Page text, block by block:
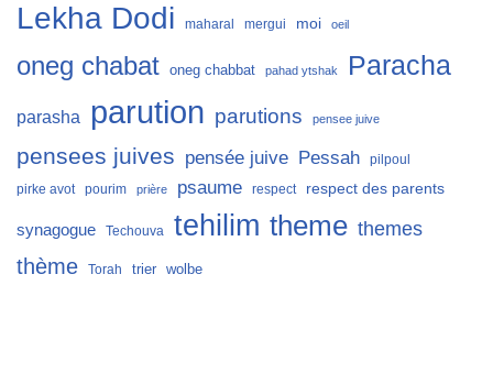
Lekha Dodi maharal mergui moi oeil
oneg chabat oneg chabbat pahad ytshak Paracha
parasha parution parutions pensee juive
pensees juives pensée juive Pessah
pilpoul
pirke avot
pourim prière psaume respect respect des parents
synagogue Techouva tehilim theme themes
thème Torah trier wolbe